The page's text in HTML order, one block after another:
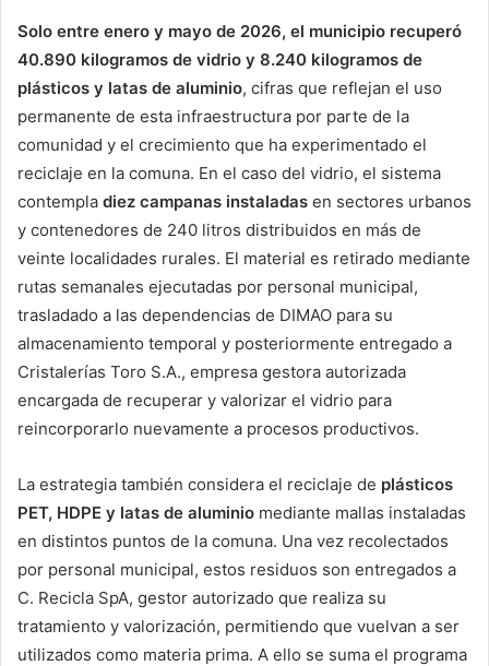
Solo entre enero y mayo de 2026, el municipio recuperó
40.890 kilogramos de vidrio y 8.240 kilogramos de
plásticos y latas de aluminio, cifras que reflejan el uso
permanente de esta infraestructura por parte de la
comunidad y el crecimiento que ha experimentado el
reciclaje en la comuna. En el caso del vidrio, el sistema
contempla diez campanas instaladas en sectores urbanos
y contenedores de 240 litros distribuidos en más de
veinte localidades rurales. El material es retirado mediante
rutas semanales ejecutadas por personal municipal,
trasladado a las dependencias de DIMAO para su
almacenamiento temporal y posteriormente entregado a
Cristalerías Toro S.A., empresa gestora autorizada
encargada de recuperar y valorizar el vidrio para
reincorporarlo nuevamente a procesos productivos.
La estrategia también considera el reciclaje de plásticos
PET, HDPE y latas de aluminio mediante mallas instaladas
en distintos puntos de la comuna. Una vez recolectados
por personal municipal, estos residuos son entregados a
C. Recicla SpA, gestor autorizado que realiza su
tratamiento y valorización, permitiendo que vuelvan a ser
utilizados como materia prima. A ello se suma el programa